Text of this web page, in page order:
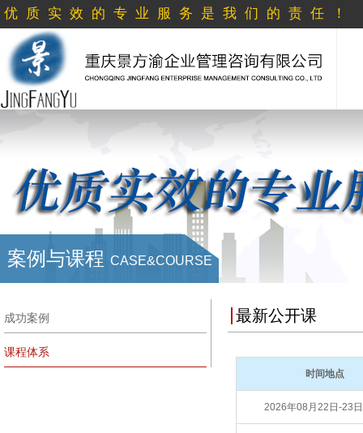
优质实效的专业服务是我们的责任！
案例与课程 CASE&COURSE
成功案例
课程体系
最新公开课
时间地点
2026年08月22日-23